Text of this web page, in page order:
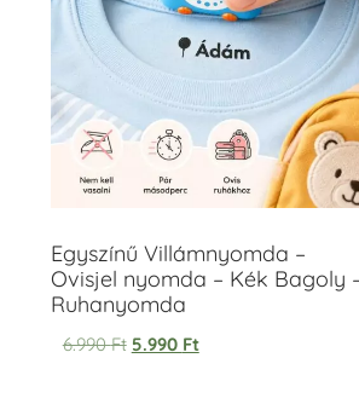
Egyszínű Villámnyomda –
Ovisjel nyomda – Kék Bagoly
Ruhanyomda
6.990Ft 5.990 Ft